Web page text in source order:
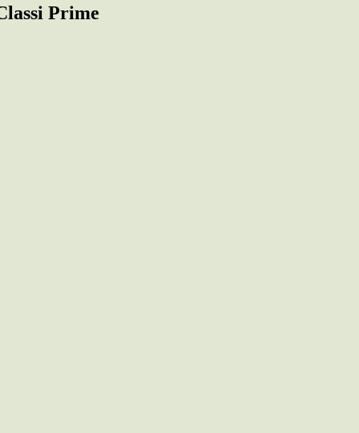
Prime